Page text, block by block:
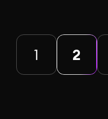
1 2